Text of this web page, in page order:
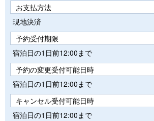
お支払方法
現地決済
予約受付期限
宿泊日の1日前12:00まで
予約の変更受付可能日時
宿泊日の1日前12:00まで
キャンセル受付可能日時
宿泊日の1日前12:00まで